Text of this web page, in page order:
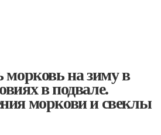
морковь на зиму в
в подвале.
моркови и свеклы